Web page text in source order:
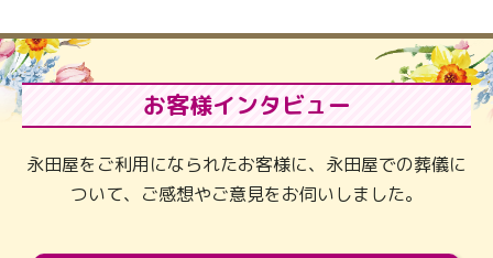
お客様インタビュー
永田屋をご利用になられたお客様に、永田屋での葬儀に
ついて、ご感想やご意見をお伺いしました。